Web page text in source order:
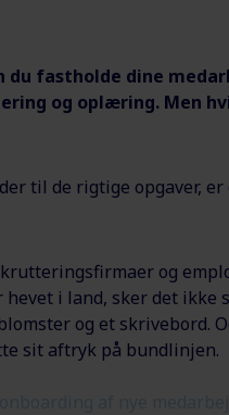
du fastholde dine
og oplæring. Men
til de rigtige opgaver, er
og
i land, sker det ikke
og et skrivebord.
sit aftryk på bundlinjen.